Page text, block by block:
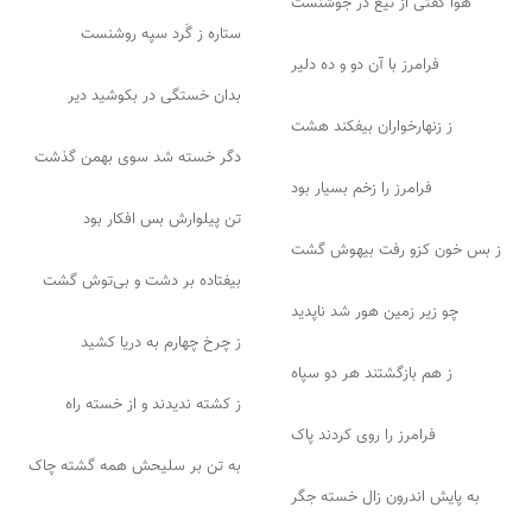
ستاره ز گَرد سپه روشنست
فرامرز با آن دو و ده دلیر
بدان خستگی در بکوشید دیر
ز زنهارخواران بیفکند هشت
دگر خسته شد سوی بهمن گذشت
فرامرز را زخم بسیار بود
تن پیلوارش بس افکار بود
ز بس خون کزو رفت بیهوش گشت
بیفتاده بر دشت و بی‌توش گشت
چو زیر زمین هور شد ناپدید
ز چرخ چهارم به دریا کشید
ز هم بازگشتند هر دو سپاه
ز کشته ندیدند و از خسته راه
فرامرز را روی کردند پاک
به تن بر سلیحش همه گشته چاک
به پایش اندرون زال خسته جگر